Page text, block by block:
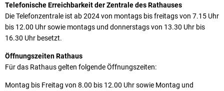
Telefonische Erreichbarkeit der Zentrale des Rathauses
Die Telefonzentrale ist ab 2024 von montags bis freitags von 7.15 Uhr
bis 12.00 Uhr sowie montags und donnerstags von 13.30 Uhr bis
16.30 Uhr besetzt.
Öffnungszeiten Rathaus
Für das Rathaus gelten folgende Öffnungszeiten:
Montag bis Freitag von 8.00 bis 12.00 Uhr sowie Montag und